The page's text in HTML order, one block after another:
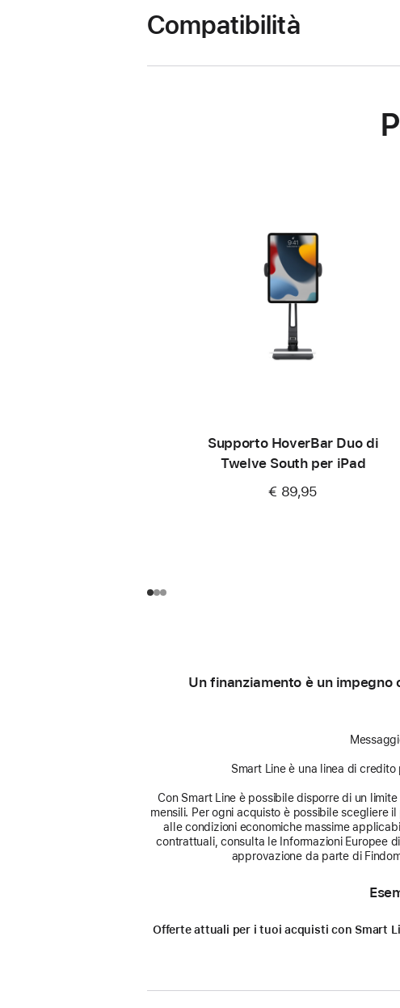
Compatibilità
Supporto HoverBar Duo di
Twelve South per iPad
€ 89,95
Un finanziamento è un
Smart Line è una linea di
Con Smart Line è possibile disporre di un
mensili. Per ogni acquisto è possibile scegliere
alle condizioni economiche massime
contrattuali, consulta le Informazioni Europee
approvazione da parte di
Offerte attuali per i tuoi acquisti con Smart